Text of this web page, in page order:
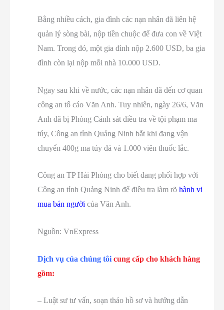
Bằng nhiều cách, gia đình các nạn nhân đã liên hệ
quản lý sòng bài, nộp tiền chuộc để đưa con về Việt
Nam. Trong đó, một gia đình nộp 2.600 USD, ba gia
đình còn lại nộp mỗi nhà 10.000 USD.
Ngay sau khi về nước, các nạn nhân đã đến cơ quan
công an tố cáo Văn Anh. Tuy nhiên, ngày 26/6, Văn
Anh đã bị Phòng Cảnh sát điều tra về tội phạm ma
túy, Công an tỉnh Quảng Ninh bắt khi đang vận
chuyển 400g ma túy đá và 1.000 viên thuốc lắc.
Công an TP Hải Phòng cho biết đang phối hợp với
Công an tỉnh Quảng Ninh để điều tra làm rõ hành vi
mua bán người của Văn Anh.
Nguồn: VnExpress
Dịch vụ của chúng tôi cung cấp cho khách hàng
gồm:
– Luật sư tư vấn, soạn thảo hồ sơ và hướng dẫn